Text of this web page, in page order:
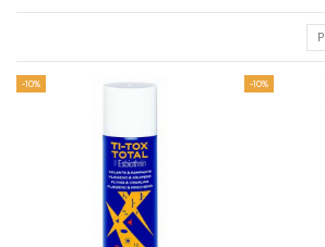
-10% -10%